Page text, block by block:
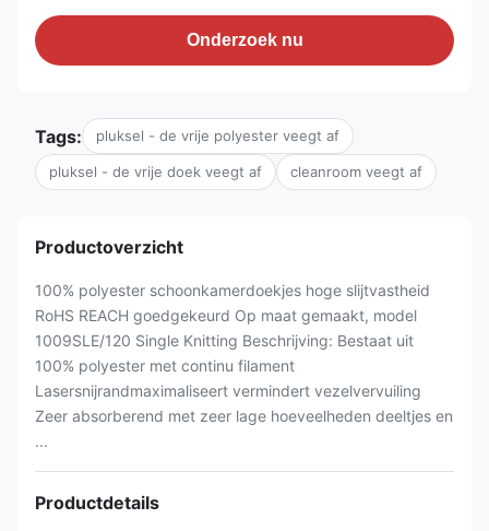
Onderzoek nu
Tags: pluksel - de vrije polyester veegt af
pluksel - de vrije doek veegt af cleanroom veegt af
Productoverzicht
100% polyester schoonkamerdoekjes hoge slijtvastheid
RoHS REACH goedgekeurd Op maat gemaakt, model
1009SLE/120 Single Knitting Beschrijving: Bestaat uit
100% polyester met continu filament
Lasersnijrandmaximaliseert vermindert vezelvervuiling
Zeer absorberend met zeer lage hoeveelheden deeltjes en
...
Productdetails